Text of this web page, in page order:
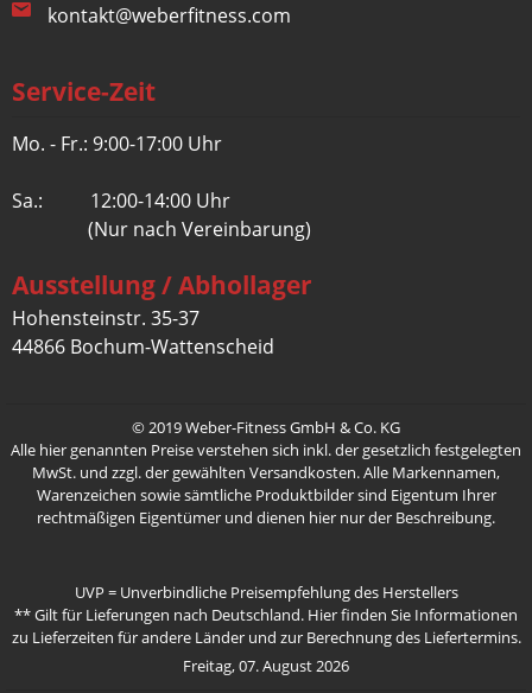
kontakt@weberfitness.com
Service-Zeit
Mo. - Fr.: 9:00-17:00 Uhr
Sa.: 12:00-14:00 Uhr
(Nur nach Vereinbarung)
Ausstellung / Abhollager
Hohensteinstr. 35-37
44866 Bochum-Wattenscheid
© 2019 Weber-Fitness GmbH & Co. KG
Alle hier genannten Preise verstehen sich inkl. der gesetzlich festgelegten
MwSt. und zzgl. der gewählten Versandkosten. Alle Markennamen,
Warenzeichen sowie sämtliche Produktbilder sind Eigentum Ihrer
rechtmäßigen Eigentümer und dienen hier nur der Beschreibung.
UVP = Unverbindliche Preisempfehlung des Herstellers
** Gilt für Lieferungen nach Deutschland. Hierfinden Sie Informationen
zu Lieferzeiten für andere Länder und zur Berechnung des Liefertermins.
Freitag, 07. August 2026